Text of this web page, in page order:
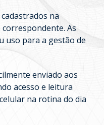
na
As
uso para a gestão de
enviado aos
acesso e leitura
na rotina do dia